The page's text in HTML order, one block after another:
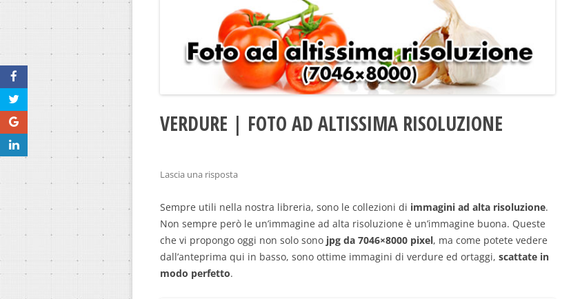
VERDURE | FOTO AD ALTISSIMA RISOLUZIONE
Lascia una risposta
Sempre utili nella nostra libreria, sono le collezioni di immagini ad alta risoluzione.
Non sempre però le un’immagine ad alta risoluzione è un’immagine buona. Queste
che vi propongo oggi non solo sono jpg da 7046×8000 pixel, ma come potete vedere
dall’anteprima qui in basso, sono ottime immagini di verdure ed ortaggi, scattate in
modo perfetto.